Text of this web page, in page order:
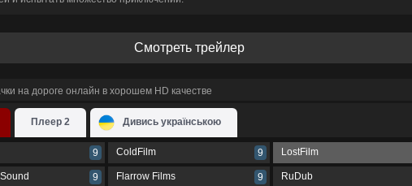
Смотреть трейлер
на дороге онлайн в хорошем HD качестве
Плеер 2 Дивись українською
9 ColdFilm 9 LostFilm
9 Flarrow Films 9 RuDub